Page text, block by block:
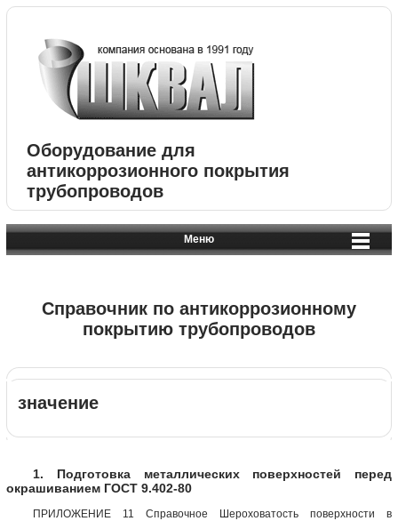
Оборудование для
антикоррозионного покрытия
трубопроводов
Меню
Справочник по антикоррозионному
покрытию трубопроводов
значение
1. Подготовка металлических поверхностей перед
окрашиванием ГОСТ 9.402-80
ПРИЛОЖЕНИЕ 11 Справочное Шероховатость поверхности в